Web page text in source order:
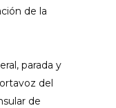
de la
parada y
del
de